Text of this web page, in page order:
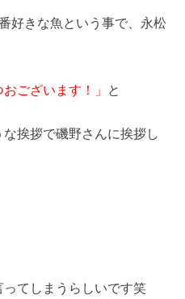
好きな魚という事で、永松
ございます！」 と
挨拶で磯野さんに挨拶し
てしまうらしいです笑